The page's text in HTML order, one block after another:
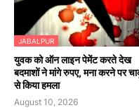
JABALPUR
युवक को ऑन लाइन पेमेंट करते देख
बदमाशों ने मांगे रुपए, मना करने पर
से किया हमला
August 10, 2026